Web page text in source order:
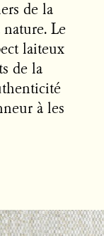
de la
Le
laiteux
de la
à les